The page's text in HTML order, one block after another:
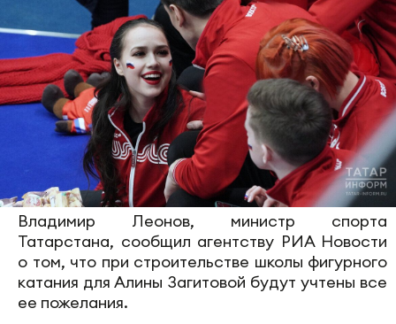
Владимир Леонов, министр спорта
Татарстана, сообщил агентству РИА Новости
о том, что при строительстве школы фигурного
катания для Алины Загитовой будут учтены все
ее пожелания.